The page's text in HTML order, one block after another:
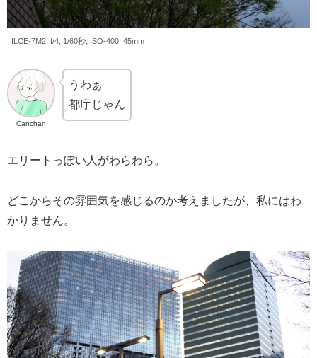
ILCE-7M2, f/4, 1/60秒, ISO-400, 45mm
Canchan
うわぁ
都庁じゃん
エリートっぽい人がわらわら。
どこからその雰囲気を感じるのか考えましたが、私にはわ
かりません。